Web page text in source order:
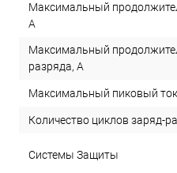
Максимальный
А
Максимальный
разряда, А
Максимальный пиковый
Количество циклов заряд-
Системы Защиты